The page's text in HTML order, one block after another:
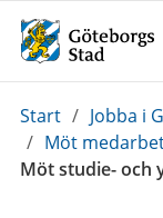
Du
är
här:
Start / Jobba i
/ Möt
Möt studie- och